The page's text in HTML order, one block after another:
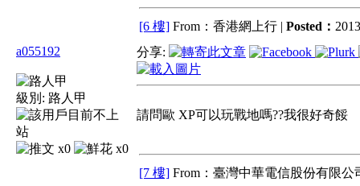
[6 樓] From：香港網上行 | Posted：
a055192
級別: 路人甲
x0 x0
分享:
請問歐 XP可以玩戰地嗎??我很好奇餒
[7 樓] From：臺灣中華電信股份有限公